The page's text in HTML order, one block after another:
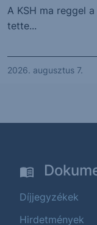
A KSH ma reggel
tette...
2026. augusztus 7.
Díjjegyzékek
Hirdetmények